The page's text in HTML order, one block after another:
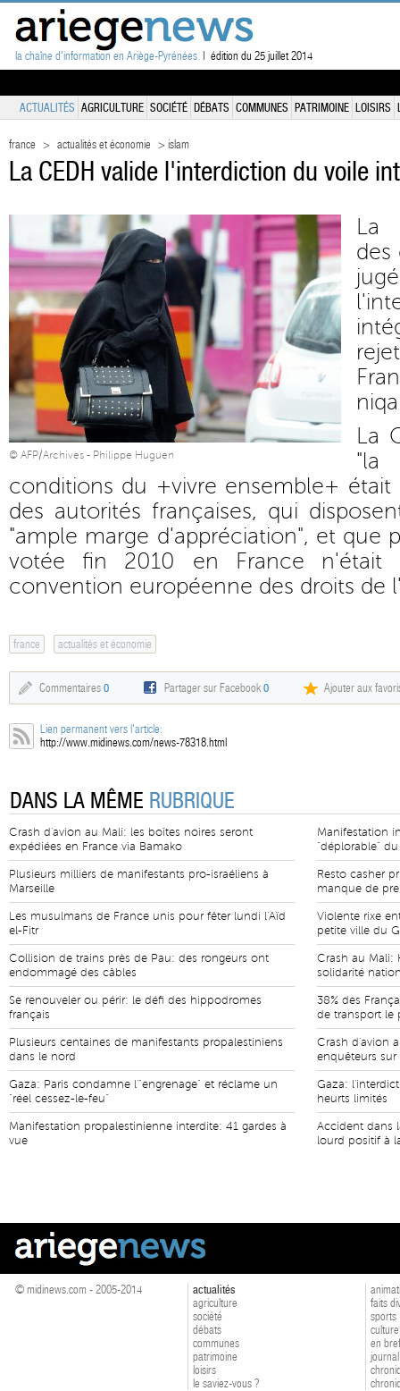
la chaîne d'information en Ariège-Pyrénées | édition du 25 juillet 2014
ACTUALITÉS AGRICULTURE SOCIÉTÉ DÉBATS COMMUNES PATRIMOINE LOISIRS
france > actualités et économie > islam
La CEDH valide l'interdiction du voile
© AFP/Archives - Philippe Huguen
La
des
La
"la
conditions du +vivre ensemble+
des autorités françaises, qui
"ample marge d'appréciation", et que
votée fin 2010 en France n'était
convention européenne des droits de
france actualités et économie
Commentaires 0 Partager sur Facebook0 Ajouter aux
Lien permanent vers l'article:
http://www.midinews.com/news-78318.html
DANS LA MÊME RUBRIQUE
Crash d'avion au Mali: les boîtes noires seront
expédiées en France via Bamako
Plusieurs milliers de manifestants pro-israéliens à
Marseille
Les musulmans de France unis pour fêter lundi l'Aïd
el-Fitr
Collision de trains près de Pau: des rongeurs ont
endommagé des câbles
Se renouveler ou périr: le défi des hippodromes
français
Plusieurs centaines de manifestants propalestiniens
dans le nord
Gaza: Paris condamne l'"engrenage" et réclame un
"réel cessez-le-feu"
Manifestation propalestinienne interdite: 41 gardes à
vue
Manifestation
"déplorable" du
Resto casher
manque de
Violente rixe
petite ville du
Crash au Mali:
solidarité
38% des
de transport le
Crash d'avion
enquêteurs sur
Gaza:
heurts limités
Accident dans
lourd positif à
© midinews.com - 2005-2014
actualités
agriculture
société
débats
communes
patrimoine
loisirs
le saviez-vous ?
faits
sports
culture
en bref